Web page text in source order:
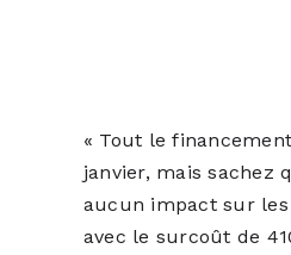
« Tout le
janvier, mais sachez
aucun impact sur
avec le surcoût de